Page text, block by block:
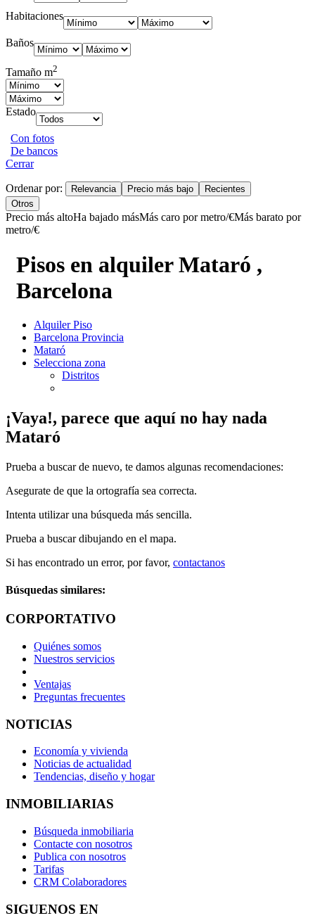
Habitaciones
Baños
Tamaño m2
Estado
Con fotos
De bancos
Cerrar
Ordenar por: Relevancia Precio más bajo
Recientes
Otros
Precio más altoHa bajado másMás caro por metro/€Más barato por
metro/€
Pisos en alquiler Mataró ,
Barcelona
Alquiler Piso
Barcelona Provincia
Mataró
Selecciona zona
Distritos
¡Vaya!, parece que aquí no hay nada
Mataró
Prueba a buscar de nuevo, te damos algunas recomendaciones:
Asegurate de que la ortografía sea correcta.
Intenta utilizar una búsqueda más sencilla.
Prueba a buscar dibujando en el mapa.
Si has encontrado un error, por favor, contactanos
Búsquedas similares:
CORPORTATIVO
Quiénes somos
Nuestros servicios
Ventajas
Preguntas frecuentes
NOTICIAS
Economía y vivienda
Noticias de actualidad
Tendencias, diseño y hogar
INMOBILIARIAS
Búsqueda inmobiliaria
Contacte con nosotros
Publica con nosotros
Tarifas
CRM Colaboradores
SIGUENOS EN